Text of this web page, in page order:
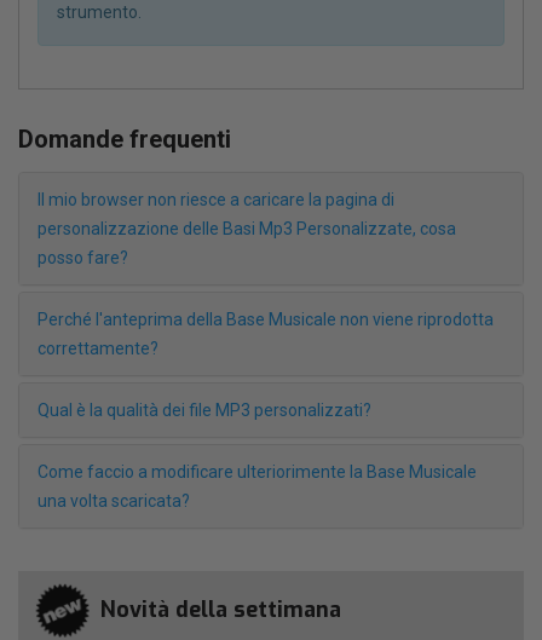
strumento.
Domande frequenti
Il mio browser non riesce a caricare la pagina di
personalizzazione delle Basi Mp3 Personalizzate, cosa
posso fare?
Perché l'anteprima della Base Musicale non viene riprodotta
correttamente?
Qual è la qualità dei file MP3 personalizzati?
Come faccio a modificare ulteriorimente la Base Musicale
una volta scaricata?
Novità della settimana